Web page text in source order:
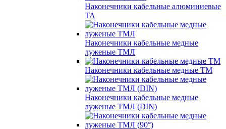
Наконечники кабельные алюминиевые
ТА
Наконечники кабельные медные
луженые ТМЛ
Наконечники кабельные медные ТМ
Наконечники кабельные медные
луженые ТМЛ (DIN)